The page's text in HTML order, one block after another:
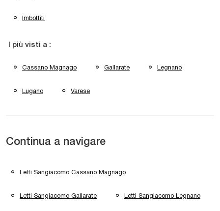
Imbottiti
I più visti a :
Cassano Magnago Gallarate Legnano
Lugano Varese
Continua a navigare
Letti Sangiacomo Cassano Magnago
Letti Sangiacomo Gallarate Letti Sangiacomo Legnano